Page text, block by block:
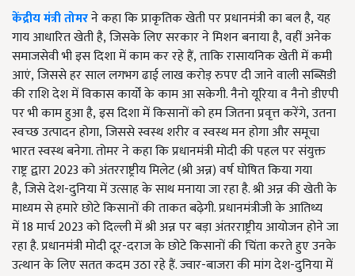
केंद्रीय मंत्री तोमरने कहा कि प्राकृतिक खेती पर प्रधानमंत्री का बल है,यह
गाय आधारित खेती है,जिसके लिए सरकार ने मिशन बनाया है,वहीं अनेक
समाजसेवी भी इस दिशा में काम कर रहे हैं,ताकि रासायनिक खेती में कमी
आएं,जिससे हर साल लगभग ढाई लाख करोड़ रुपए दी जाने वाली सब्सिडी
की राशि देश में विकास कार्यों के काम आ सकेगी. नैनो यूरिया व नैनो डीएपी
पर भी काम हुआ है,इस दिशा में किसानों को हम जितना प्रवृत्त करेंगे,उतना
स्वच्छ उत्पादन होगा,जिससे स्वस्थ शरीर व स्वस्थ मन होगा और समूचा
भारत स्वस्थ बनेगा. तोमर ने कहा कि प्रधानमंत्री मोदी की पहल पर संयुक्त
राष्ट्र द्वारा2023को अंतरराष्ट्रीय मिलेट (श्री अन्न) वर्ष घोषित किया गया
है,जिसे देश-दुनिया में उत्साह के साथ मनाया जा रहा है. श्री अन्न की खेती के
माध्यम से हमारे छोटे किसानों की ताकत बढ़ेगी. प्रधानमंत्रीजी के आतिथ्य
में18मार्च2023को दिल्ली में श्री अन्न पर बड़ा अंतरराष्ट्रीय आयोजन होने जा
रहा है. प्रधानमंत्री मोदी दूर-दराज के छोटे किसानों की चिंता करते हुए उनके
उत्थान के लिए सतत कदम उठा रहे हैं. ज्वार-बाजरा की मांग देश-दुनिया में